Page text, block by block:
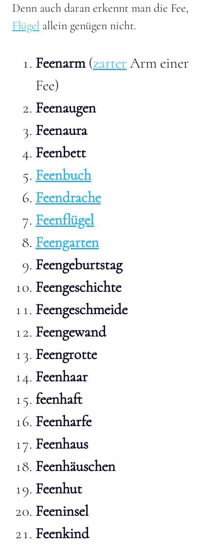
Denn auch daran erkennt man die Fee,
Flügel allein genügen nicht.
Feenarm(zarter Arm einer
Fee)
Feenaugen
Feenaura
Feenbett
Feenbuch
Feendrache
Feenflügel
Feengarten
Feengeburtstag
Feengeschichte
Feengeschmeide
Feengewand
Feengrotte
Feenhaar
feenhaft
Feenharfe
Feenhaus
Feenhäuschen
Feenhut
Feeninsel
Feenkind